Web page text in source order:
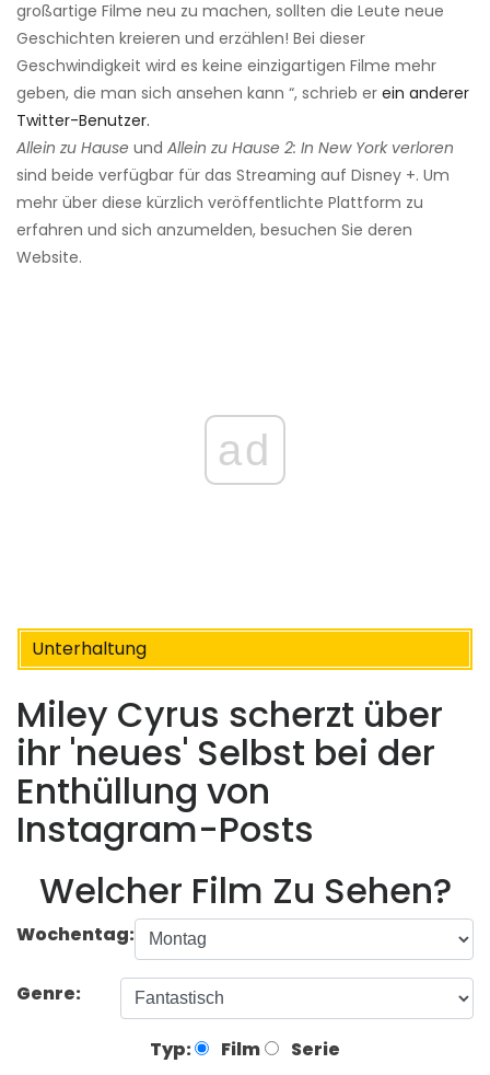
großartige Filme neu zu machen, sollten die Leute neue
Geschichten kreieren und erzählen! Bei dieser
Geschwindigkeit wird es keine einzigartigen Filme mehr
geben, die man sich ansehen kann “, schrieb er ein anderer
Twitter-Benutzer.
Allein zu Hause und Allein zu Hause 2: In New York verloren
sind beide verfügbar für das Streaming auf Disney +. Um
mehr über diese kürzlich veröffentlichte Plattform zu
erfahren und sich anzumelden, besuchen Sie deren
Website.
ad
Unterhaltung
Miley Cyrus scherzt über
ihr 'neues' Selbst bei der
Enthüllung von
Instagram-Posts
Welcher Film Zu Sehen?
Wochentag:
Genre:
Typ: Film Serie